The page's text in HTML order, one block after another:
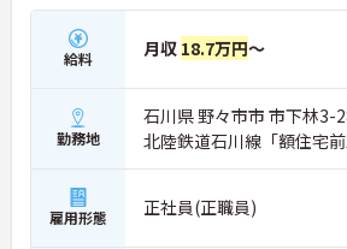
給料 月収 18.7万円～
勤務地
石川県 野々市市 市下林3-
北陸鉄道石川線「額住宅
雇用形態 正社員(正職員)